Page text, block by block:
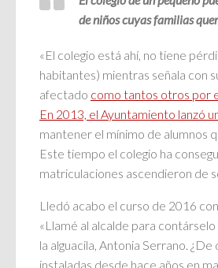
de niños cuyas familias
«El colegio está ahí, no tiene
habitantes) mientras señala con
afectado como tantos otros por
En 2013, el Ayuntamiento lanzó
mantener el mínimo de alumnos
Este tiempo el colegio ha
matriculaciones ascendieron de
Lledó acabo el curso de 2016
«Llamé al alcalde para
la alguacila, Antonia Serrano.
instaladas desde hace años en